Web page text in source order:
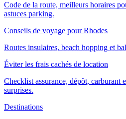
Code de la route, meilleurs horaires
astuces parking.
Conseils de voyage pour Rhodes
Routes insulaires, beach hopping et
Éviter les frais cachés de location
Checklist assurance, dépôt, carburant
surprises.
Destinations